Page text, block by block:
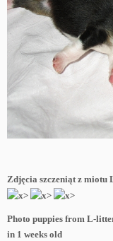
Zdjęcia szczeniąt z miotu
Photo puppies from L-
in 1 weeks old